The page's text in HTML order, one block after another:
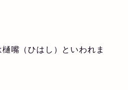
嘴（ひはし）といわれま